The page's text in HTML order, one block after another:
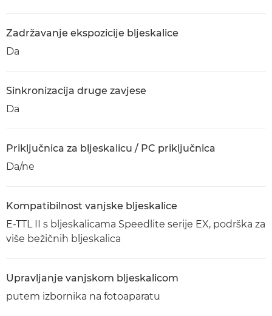
Zadržavanje ekspozicije bljeskalice
Da
Sinkronizacija druge zavjese
Da
Priključnica za bljeskalicu / PC priključnica
Da/ne
Kompatibilnost vanjske bljeskalice
E-TTL II s bljeskalicama Speedlite serije EX, podrška za
više bežičnih bljeskalica
Upravljanje vanjskom bljeskalicom
putem izbornika na fotoaparatu